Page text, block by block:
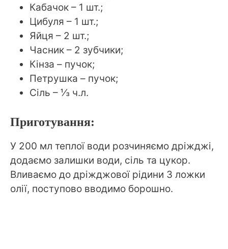
Кабачок – 1 шт.;
Цибуля – 1 шт.;
Яйця – 2 шт.;
Часник – 2 зубчики;
Кінза – пучок;
Петрушка – пучок;
Сіль – ⅓ ч.л.
Приготування:
У 200 мл теплої води розчиняємо дріжджі,
додаємо залишки води, сіль та цукор.
Вливаємо до дріжджової рідини 3 ложки
олії, поступово вводимо борошно.